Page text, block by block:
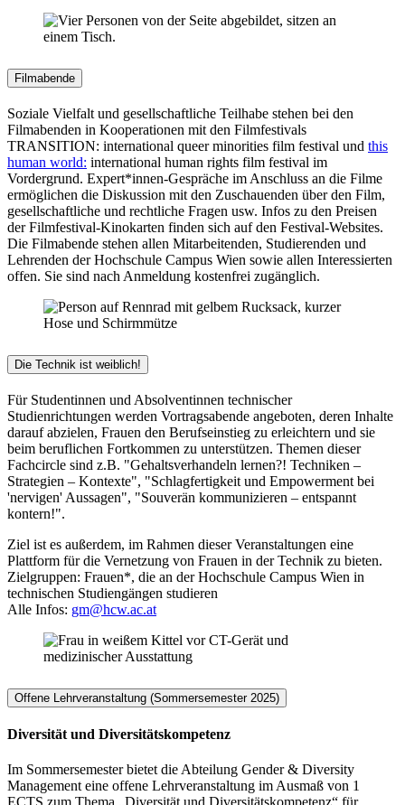
Filmabende
Soziale Vielfalt und gesellschaftliche Teilhabe stehen bei den
Filmabenden in Kooperationen mit den Filmfestivals
TRANSITION: international queer minorities film festival und this
human world: international human rights film festival im
Vordergrund. Expert*innen-Gespräche im Anschluss an die Filme
ermöglichen die Diskussion mit den Zuschauenden über den Film,
gesellschaftliche und rechtliche Fragen usw. Infos zu den Preisen
der Filmfestival-Kinokarten finden sich auf den Festival-Websites.
Die Filmabende stehen allen Mitarbeitenden, Studierenden und
Lehrenden der Hochschule Campus Wien sowie allen Interessierten
offen. Sie sind nach Anmeldung kostenfrei zugänglich.
Die Technik ist weiblich!
Für Studentinnen und Absolventinnen technischer
Studienrichtungen werden Vortragsabende angeboten, deren Inhalte
darauf abzielen, Frauen den Berufseinstieg zu erleichtern und sie
beim beruflichen Fortkommen zu unterstützen. Themen dieser
Fachcircle sind z.B. "Gehaltsverhandeln lernen?! Techniken –
Strategien – Kontexte", "Schlagfertigkeit und Empowerment bei
'nervigen' Aussagen", "Souverän kommunizieren – entspannt
kontern!".
Ziel ist es außerdem, im Rahmen dieser Veranstaltungen eine
Plattform für die Vernetzung von Frauen in der Technik zu bieten.
Zielgruppen: Frauen*, die an der Hochschule Campus Wien in
technischen Studiengängen studieren
Alle Infos: gm@hcw.ac.at
Offene Lehrveranstaltung (Sommersemester 2025)
Diversität und Diversitätskompetenz
Im Sommersemester bietet die Abteilung Gender & Diversity
Management eine offene Lehrveranstaltung im Ausmaß von 1